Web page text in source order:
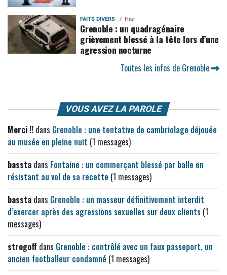
FAITS DIVERS Hier
Grenoble : un quadragénaire
grièvement blessé à la tête lors d’une
agression nocturne
Toutes les infos de Grenoble
VOUS AVEZ LA PAROLE
Merci !! dans Grenoble : une tentative de cambriolage déjouée
au musée en pleine nuit (1 messages)
bassta dans Fontaine : un commerçant blessé par balle en
résistant au vol de sa recette (1 messages)
bassta dans Grenoble : un masseur définitivement interdit
d’exercer après des agressions sexuelles sur deux clients (1
messages)
strogoff dans Grenoble : contrôlé avec un faux passeport, un
ancien footballeur condamné (1 messages)